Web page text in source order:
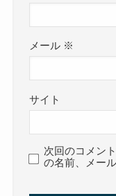
メール ※
サイト
次回のコメン
の名前、メー